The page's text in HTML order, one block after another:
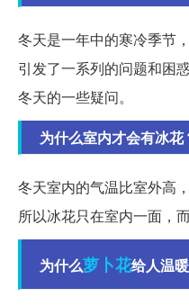
冬天是一年中的寒冷季节
引发了一系列的问题和困
冬天的一些疑问。
为什么室内才会有冰花
冬天室内的气温比室外高
所以冰花只在室内一面，
为什么萝卜花给人温